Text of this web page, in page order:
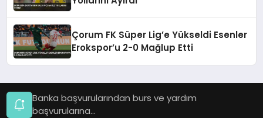
Çorum FK Süper Lig’e Yükseldi Esenler
Erokspor’u 2-0 Mağlup Etti
Banka başvurularından burs ve yardım
başvurularına...